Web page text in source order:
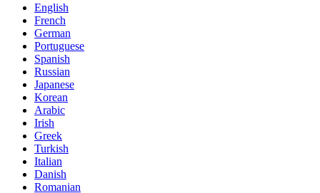
English
French
German
Portuguese
Spanish
Russian
Japanese
Korean
Arabic
Irish
Greek
Turkish
Italian
Danish
Romanian